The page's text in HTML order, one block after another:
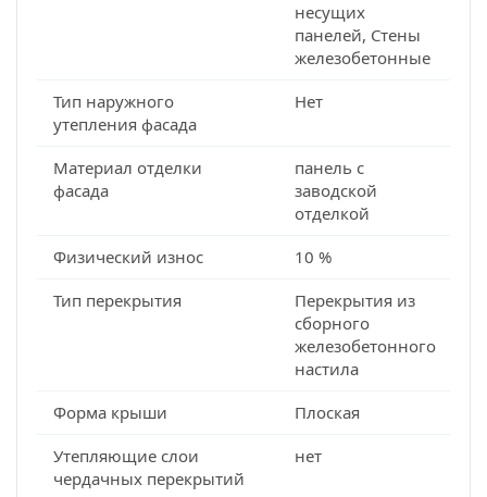
несущих
панелей, Стены
железобетонные
Тип наружного
утепления фасада
Нет
Материал отделки
фасада
панель с
заводской
отделкой
Физический износ
10 %
Тип перекрытия
Перекрытия из
сборного
железобетонного
настила
Форма крыши
Плоская
Утепляющие слои
чердачных перекрытий
нет